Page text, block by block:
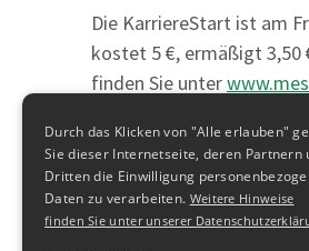
Die KarriereStart ist am
kostet 5 €, ermäßigt 3,50
finden Sie unter
ALLE MELDUNGEN
Durch das Klicken von "Alle erlauben"
Sie dieser Internetseite, deren Partnern
Dritten die Einwilligung
Daten zu verarbeiten. Weitere Hinweise
finden Sie unter unserer